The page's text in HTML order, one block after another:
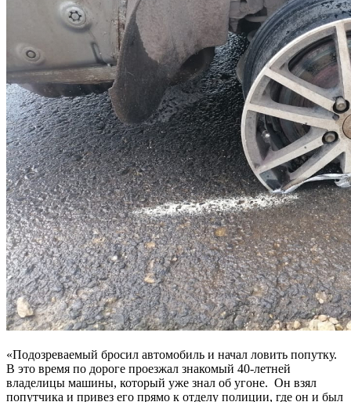
«Подозреваемый бросил автомобиль и начал ловить попутку.
В это время по дороге проезжал знакомый 40-летней
владелицы машины, который уже знал об угоне. Он взял
попутчика и привез его прямо к отделу полиции, где он и был